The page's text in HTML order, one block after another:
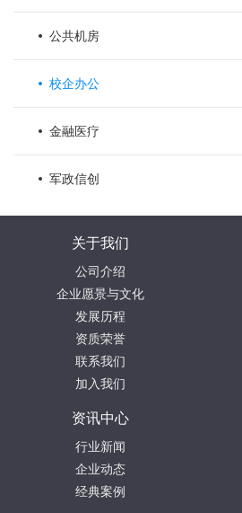
公共机房
校企办公
金融医疗
军政信创
关于我们
公司介绍
企业愿景与文化
发展历程
资质荣誉
联系我们
加入我们
资讯中心
行业新闻
企业动态
经典案例